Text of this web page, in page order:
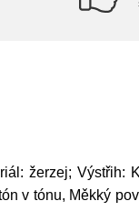
žerzej;
v tónu, Měkký